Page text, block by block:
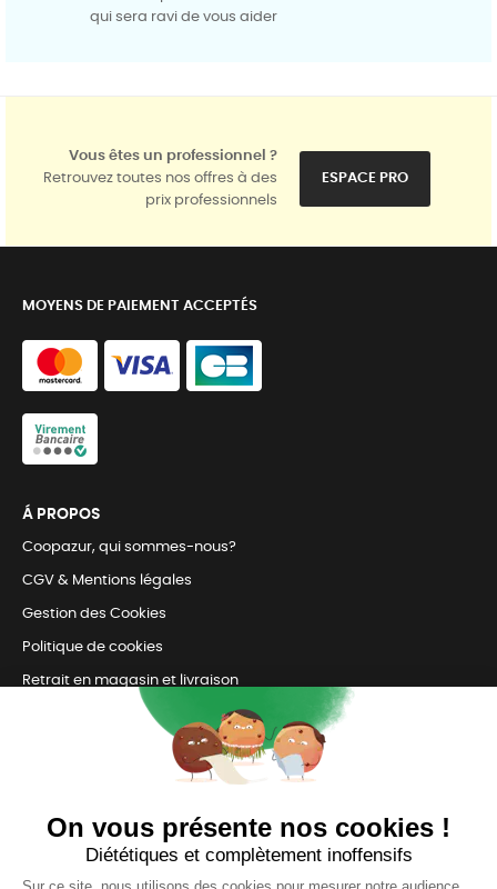
qui sera ravi de vous aider
Vous êtes un professionnel ?
Retrouvez toutes nos offres à des
prix professionnels
ESPACE PRO
MOYENS DE PAIEMENT ACCEPTÉS
Á PROPOS
Coopazur, qui sommes-nous?
CGV & Mentions légales
Gestion des Cookies
Politique de cookies
Retrait en magasin et livraison
Nous sommes connectés
pour répondre à tous vos besoins